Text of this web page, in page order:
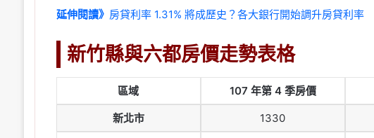
延伸閱讀》 房貸利率 1.31% 將成歷史？各大銀行開始調升房貸利率
新竹縣與六都房價走勢表格
區域 107 年第 4 季房價
新北市 1330